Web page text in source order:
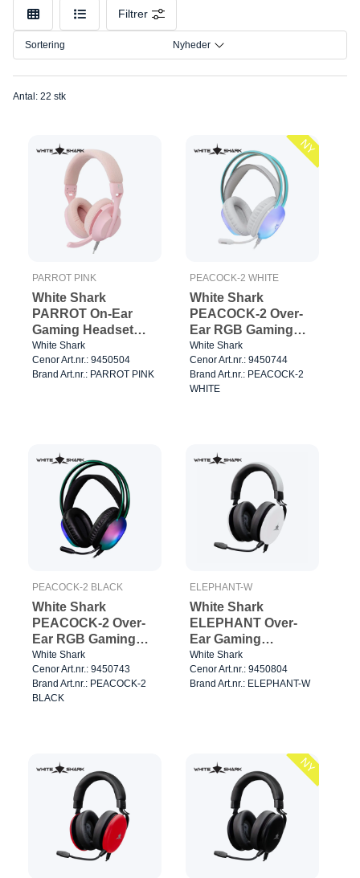
Model
Tilslutning
Størrelse
Filtrer
Sortering Nyheder
Antal: 22 stk
PARROT PINK
White Shark
PARROT On-Ear
Gaming Headset
Pink
White Shark
Cenor Art.nr.: 9450504
Brand Art.nr.: PARROT PINK
NY
PEACOCK-2 WHITE
White Shark
PEACOCK-2 Over-
Ear RGB Gaming
Headset Hvid
White Shark
Cenor Art.nr.: 9450744
Brand Art.nr.: PEACOCK-2
WHITE
PEACOCK-2 BLACK
White Shark
PEACOCK-2 Over-
Ear RGB Gaming
Headset Sort
White Shark
Cenor Art.nr.: 9450743
Brand Art.nr.: PEACOCK-2
BLACK
ELEPHANT-W
White Shark
ELEPHANT Over-
Ear Gaming
Headset Hvid/Sort
White Shark
Cenor Art.nr.: 9450804
Brand Art.nr.: ELEPHANT-W
NY